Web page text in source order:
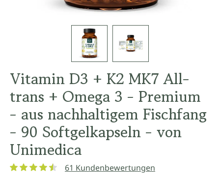
Vitamin D3 + K2 MK7 All-
trans + Omega 3 - Premium
- aus nachhaltigem Fischfang
- 90 Softgelkapseln - von
Unimedica
61 Kundenbewertungen